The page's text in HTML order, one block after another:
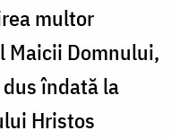
multor
Maicii Domnului,
îndată la
Hristos